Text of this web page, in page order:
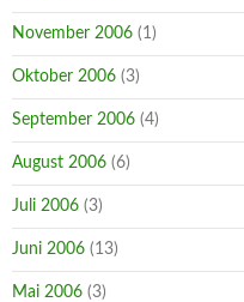
November 2006 (1)
Oktober 2006 (3)
September 2006 (4)
August 2006 (6)
Juli 2006 (3)
Juni 2006 (13)
Mai 2006 (3)